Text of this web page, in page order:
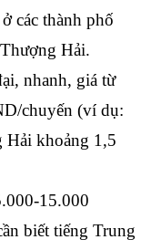
các thành phố
Hải.
nhanh, giá từ
chuyến (ví dụ:
khoảng 1,5
15.000
biết tiếng Trung